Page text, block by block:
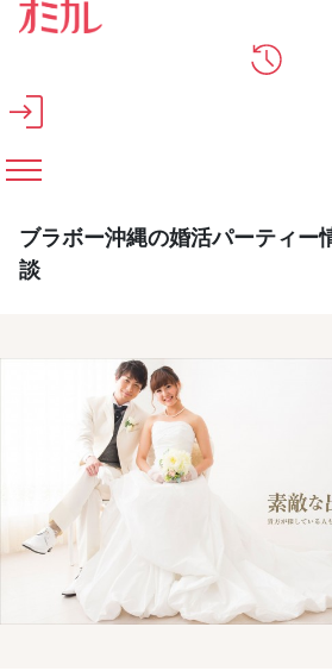
メインコンテンツへスキップ
ブラボー沖縄の婚活パーティー
談